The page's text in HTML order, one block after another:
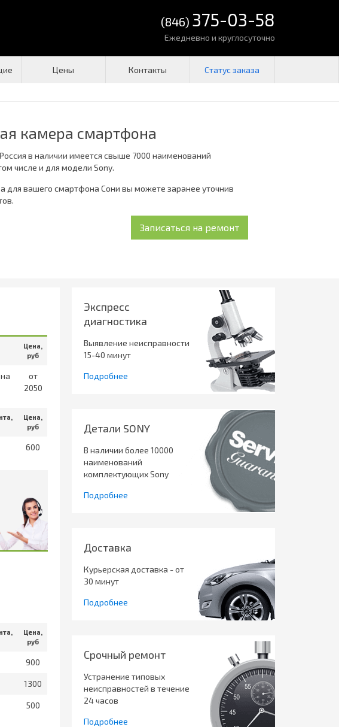
(846) 375-03-58
Ежедневно и круглосуточно
Цены Контакты
камера смартфона
в наличии имеется свыше 7000 наименований
числе и для модели Sony.
для вашего смартфона Сони вы можете заранее уточнив
Цена,
руб
от
2050
Цена,
руб
600
Цена,
руб
900
1300
500
Экспресс
диагностика
Выявление неисправности
15-40 минут
Подробнее
Детали SONY
В наличии более 10000
наименований
комплектующих Sony
Подробнее
Доставка
Курьерская доставка - от
30 минут
Подробнее
Срочный ремонт
Устранение типовых
неисправностей в течение
24 часов
Подробнее